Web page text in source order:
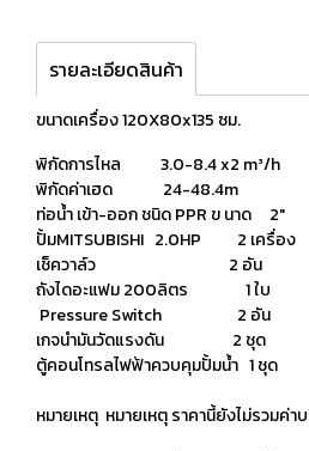
รายละเอียดสินค้า
ขนาดเครื่อง 120X80x135 ซม.
พิกัดการไหล 3.0-8.4 x2 m³/h
พิกัดค่าเฮด 24-48.4m
ท่อน้ำ เข้า-ออก ชนิด PPR ข นาด 2"
ปั้มMITSUBISHI 2.0HP 2 เครื่อง
เช็ควาล์ว 2 อัน
ถังไดอะแฟม 200ลิตร 1 ใบ
Pressure Switch 2 อัน
เกจนำมันวัดแรงดัน 2 ชุด
ตู้คอนโทรลไฟฟ้าควบคุมปั้มน้ำ 1 ชุด
หมายเหตุ หมายเหตุ ราคานี้ยังไม่รวมค่